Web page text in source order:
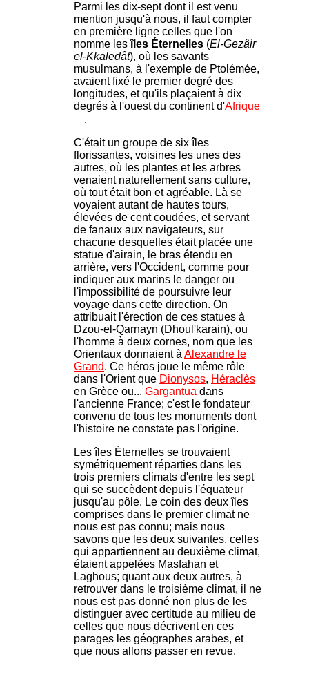
Parmi les dix-sept dont il est venu
mention jusqu'à nous, il faut compter
en première ligne celles que l'on
nomme lesîles Éternelles (El-Gezâir
el-Kkaledât), où les savants
musulmans, à l'exemple de Ptolémée,
avaient fixé le premier degré des
longitudes, et qu'ils plaçaient à dix
degrés à l'ouest du continent d'Afrique
.
C'était un groupe de six îles
florissantes, voisines les unes des
autres, où les plantes et les arbres
venaient naturellement sans culture,
où tout était bon et agréable. Là se
voyaient autant de hautes tours,
élevées de cent coudées, et servant
de fanaux aux navigateurs, sur
chacune desquelles était placée une
statue d'airain, le bras étendu en
arrière, vers l'Occident, comme pour
indiquer aux marins le danger ou
l'impossibilité de poursuivre leur
voyage dans cette direction. On
attribuait l'érection de ces statues à
Dzou-el-Qarnayn (Dhoul'karain), ou
l'homme à deux cornes, nom que les
Orientaux donnaient à Alexandre le
Grand. Ce héros joue le même rôle
dans l'Orient que Dionysos, Héraclès
en Grèce ou... Gargantua dans
l'ancienne France; c'est le fondateur
convenu de tous les monuments dont
l'histoire ne constate pas l'origine.
Les îles Éternelles se trouvaient
symétriquement réparties dans les
trois premiers climats d'entre les sept
qui se succèdent depuis l'équateur
jusqu'au pôle. Le coin des deux îles
comprises dans le premier climat ne
nous est pas connu; mais nous
savons que les deux suivantes, celles
qui appartiennent au deuxième climat,
étaient appelées Masfahan et
Laghous; quant aux deux autres, à
retrouver dans le troisième climat, il ne
nous est pas donné non plus de les
distinguer avec certitude au milieu de
celles que nous décrivent en ces
parages les géographes arabes, et
que nous allons passer en revue.
-